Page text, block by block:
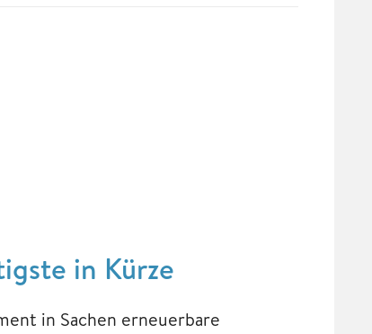
in Kürze
in Sachen erneuerbare